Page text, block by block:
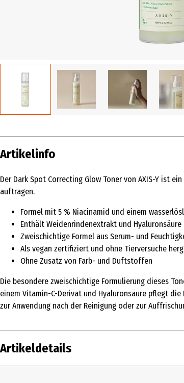
Artikelinfo
Der Dark Spot Correcting Glow Toner von AXIS-Y ist
auftragen.
Formel mit 5 % Niacinamid und einem
Enthält Weidenrindenextrakt und Hyaluronsäure
Zweischichtige Formel aus Serum- und
Als vegan zertifiziert und ohne Tierversuche
Ohne Zusatz von Farb- und Duftstoffen
Die besondere zweischichtige Formulierung dieses
einem Vitamin-C-Derivat und Hyaluronsäure pflegt
zur Anwendung nach der Reinigung oder zur
Artikeldetails